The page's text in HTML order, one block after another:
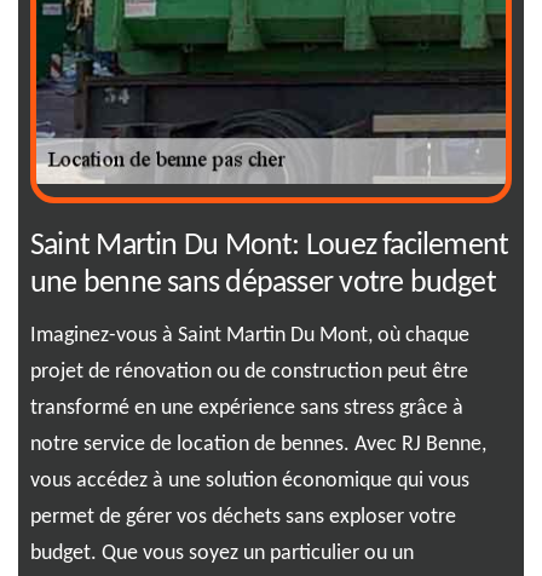
Saint Martin Du Mont: Louez facilement
une benne sans dépasser votre budget
Imaginez-vous à Saint Martin Du Mont, où chaque
projet de rénovation ou de construction peut être
transformé en une expérience sans stress grâce à
notre service de location de bennes. Avec RJ Benne,
vous accédez à une solution économique qui vous
permet de gérer vos déchets sans exploser votre
budget. Que vous soyez un particulier ou un